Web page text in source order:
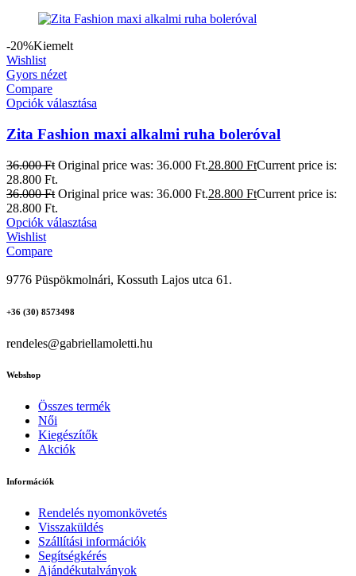
-20%Kiemelt
Wishlist
Gyors nézet
Compare
Opciók választása
Zita Fashion maxi alkalmi ruha boleróval
36.000Ft Original price was: 36.000 Ft.28.800 FtCurrent price is:
28.800 Ft.
36.000Ft Original price was: 36.000 Ft.28.800 FtCurrent price is:
28.800 Ft.
Opciók választása
Wishlist
Compare
9776 Püspökmolnári, Kossuth Lajos utca 61.
+36 (30) 8573498
rendeles@gabriellamoletti.hu
Webshop
Összes termék
Női
Kiegészítők
Akciók
Információk
Rendelés nyomonkövetés
Visszaküldés
Szállítási információk
Segítségkérés
Ajándékutalványok